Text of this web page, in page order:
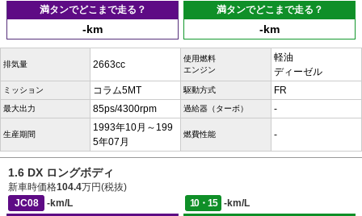
満タンでどこまで走る？
-km
満タンでどこまで走る？
-km
排気量 2663cc
使用燃料
エンジン
軽油
ディーゼル
ミッション コラム5MT 駆動方式 FR
最大出力 85ps/4300rpm 過給器（ターボ） -
生産期間
1993年10月～199
5年07月
燃費性能 -
1.6 DX ロングボディ
新車時価格104.4万円(税抜)
JC08
-km/L 10・15
-km/L